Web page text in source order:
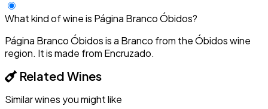
What kind of wine is Página Branco Óbidos?
Página Branco Óbidos is a Branco from the Óbidos wine
region. It is made from Encruzado.
Related Wines
Similar wines you might like